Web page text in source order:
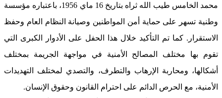
محمد الخامس طيب الله ثراه بتاريخ 16 ماي 1956، باعتباره مؤسسة
وطنية تسهر على حماية أمن المواطنين وصيانة النظام العام وحفظ
الاستقرار. كما تم التأكيد خلال هذا الحفل على الأدوار الكبرى التي
تقوم بها مختلف المصالح الأمنية في مواجهة الجريمة بمختلف
أشكالها، ومحاربة الإرهاب والتطرف، والتصدي لمختلف التهديدات
الأمنية، مع الحرص الدائم على احترام القانون وحقوق الإنسان.